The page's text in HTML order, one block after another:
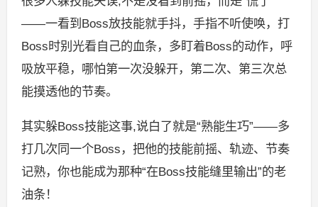
——一看到Boss放技能就手抖，手指不听使唤，打
Boss时别光看自己的血条，多盯着Boss的动作，呼
吸放平稳，哪怕第一次没躲开，第二次、第三次总
能摸透他的节奏。
其实躲Boss技能这事,说白了就是“熟能生巧”——多
打几次同一个Boss，把他的技能前摇、轨迹、节奏
记熟，你也能成为那种“在Boss技能缝里输出”的老
油条！